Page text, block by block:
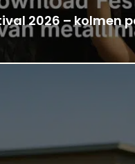
2026 – kolmen